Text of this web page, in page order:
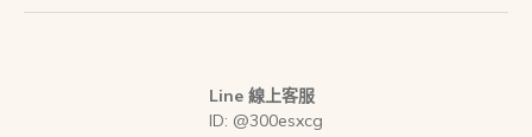
Line 線上客服
ID: @300esxcg